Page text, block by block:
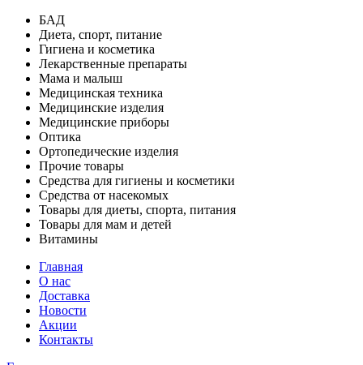
БАД
Диета, спорт, питание
Гигиена и косметика
Лекарственные препараты
Мама и малыш
Медицинская техника
Медицинские изделия
Медицинские приборы
Оптика
Ортопедические изделия
Прочие товары
Средства для гигиены и косметики
Средства от насекомых
Товары для диеты, спорта, питания
Товары для мам и детей
Витамины
Главная
О нас
Доставка
Новости
Акции
Контакты